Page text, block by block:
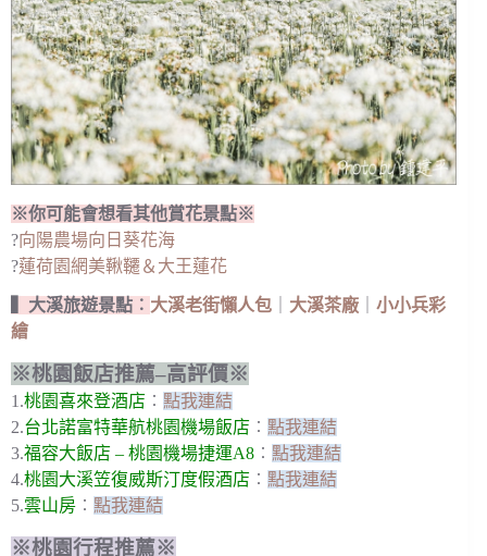
※你可能會想看其他賞花景點※
?向陽農場向日葵花海
?蓮荷園網美鞦韆＆大王蓮花
▍大溪旅遊景點︰ 大溪老街懶人包 大溪茶廠
小小兵彩
繪
※桃園飯店推薦–高評價※
1.桃園喜來登酒店 ︰ 點我連結
2.台北諾富特華航桃園機場飯店 ︰ 點我連結
3.福容大飯店 – 桃園機場捷運A8 ︰ 點我連結
4.桃園大溪笠復威斯汀度假酒店 ︰ 點我連結
5.雲山房 ︰ 點我連結
※桃園行程推薦※